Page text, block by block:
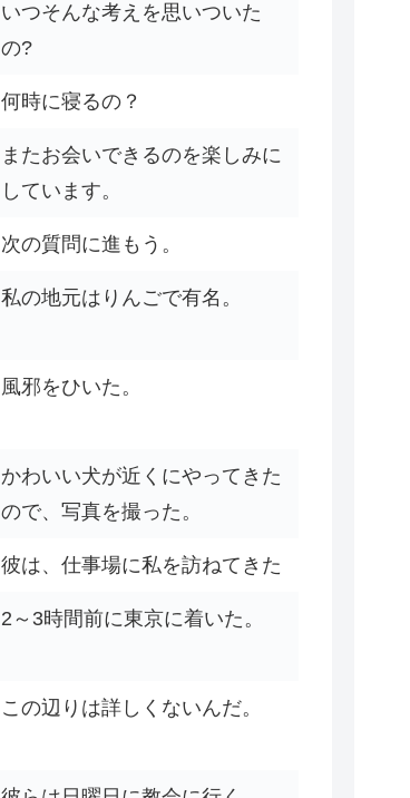
いつそんな考えを思いついた
の?
何時に寝るの？
またお会いできるのを楽しみに
しています。
次の質問に進もう。
私の地元はりんごで有名。
風邪をひいた。
かわいい犬が近くにやってきた
ので、写真を撮った。
彼は、仕事場に私を訪ねてきた
2～3時間前に東京に着いた。
この辺りは詳しくないんだ。